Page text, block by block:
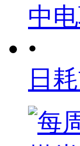
中
•
日